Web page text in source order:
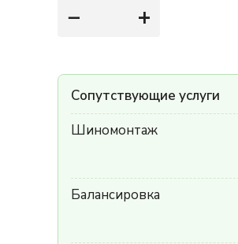
− +
Сопутствующие услуги
Шиномонтаж
Балансировка